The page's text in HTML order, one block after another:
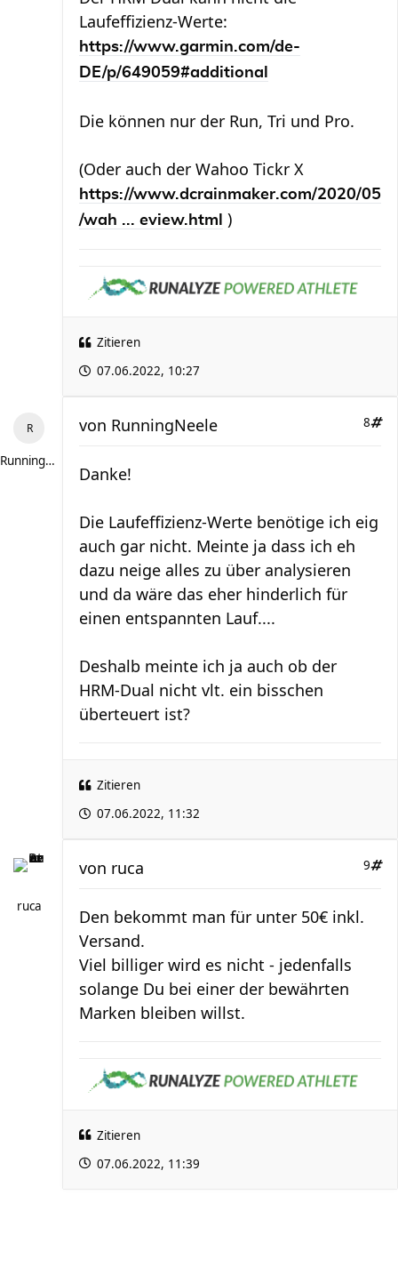
Laufeffizienz-Werte:
https://www.garmin.com/de-
DE/p/649059#additional
Die können nur der Run, Tri und Pro.
(Oder auch der Wahoo Tickr X
https://www.dcrainmaker.com/2020/05
/wah ... eview.html
)
Zitieren
07.06.2022, 10:27
RunningNeele
8
von RunningNeele
Danke!
Die Laufeffizienz-Werte benötige ich eig
auch gar nicht. Meinte ja dass ich eh
dazu neige alles zu über analysieren
und da wäre das eher hinderlich für
einen entspannten Lauf....
Deshalb meinte ich ja auch ob der
HRM-Dual nicht vlt. ein bisschen
überteuert ist?
Zitieren
07.06.2022, 11:32
ruca
9
von ruca
Den bekommt man für unter 50€ inkl.
Versand.
Viel billiger wird es nicht - jedenfalls
solange Du bei einer der bewährten
Marken bleiben willst.
Zitieren
07.06.2022, 11:39